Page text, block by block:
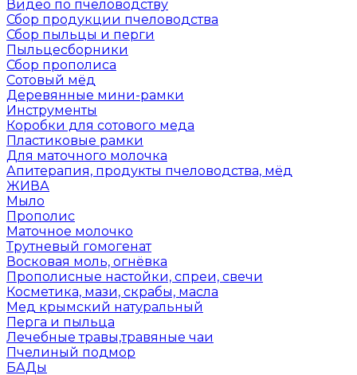
Видео по пчеловодству
Сбор продукции пчеловодства
Сбор пыльцы и перги
Пыльцесборники
Сбор прополиса
Сотовый мёд
Деревянные мини-рамки
Инструменты
Коробки для сотового меда
Пластиковые рамки
Для маточного молочка
Апитерапия, продукты пчеловодства, мёд
ЖИВА
Мыло
Прополис
Маточное молочко
Трутневый гомогенат
Восковая моль, огнёвка
Прополисные настойки, спреи, свечи
Косметика, мази, скрабы, масла
Мед крымский натуральный
Перга и пыльца
Лечебные травы,травяные чаи
Пчелиный подмор
БАДы